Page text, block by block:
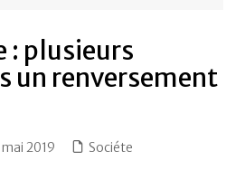
: plusieurs
un renversement
2019 Sociéte